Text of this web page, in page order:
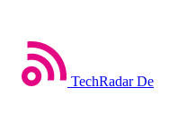
TechRadar De